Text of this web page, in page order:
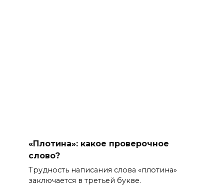
«Плотина»: какое проверочное
слово?
Трудность написания слова «плотина»
заключается в третьей букве.